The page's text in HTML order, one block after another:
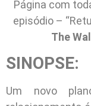
Página com
episódio –
The
SINOPSE:
Um novo